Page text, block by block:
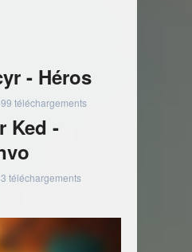
- Héros
téléchargements
Ked -
téléchargements